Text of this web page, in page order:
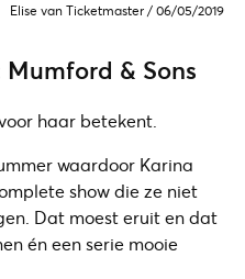
Elise van Ticketmaster / 06/05/2019
& Sons
haar betekent.
waardoor Karina
show die ze niet
Dat moest eruit en dat
én een serie mooie